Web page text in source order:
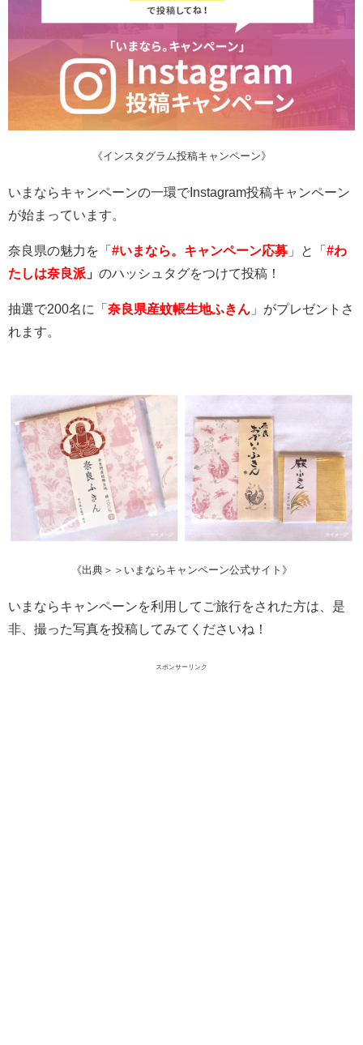
《インスタグラム投稿キャンペーン》
いまならキャンペーンの一環でInstagram投稿キャンペーン
が始まっています。
奈良県の魅力を「 #いまなら。キャンペーン応募 」と 「 #わ
たしは奈良派 」 のハッシュタグをつけて投稿！
抽選で200名に「 奈良県産蚊帳生地ふきん 」がプレゼントさ
れます。
《出典＞＞いまならキャンペーン公式サイト》
いまならキャンペーンを利用してご旅行をされた方は、是
非、撮った写真を投稿してみてくださいね！
スポンサーリンク